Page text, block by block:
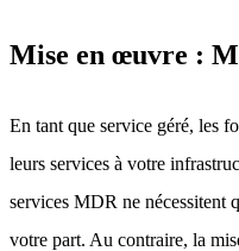
Mise en œuvre :
En tant que service géré, les
leurs services à votre
services MDR ne nécessitent
votre part. Au contraire, la